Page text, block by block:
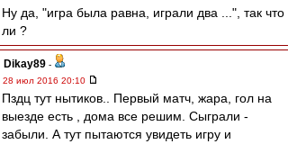
Ну да, "игра была равна, играли два ...", так что
ли ?
Dikay89 -
28 июл 2016 20:10
Пздц тут нытиков.. Первый матч, жара, гол на
выезде есть , дома все решим. Сыграли -
забыли. А тут пытаются увидеть игру и